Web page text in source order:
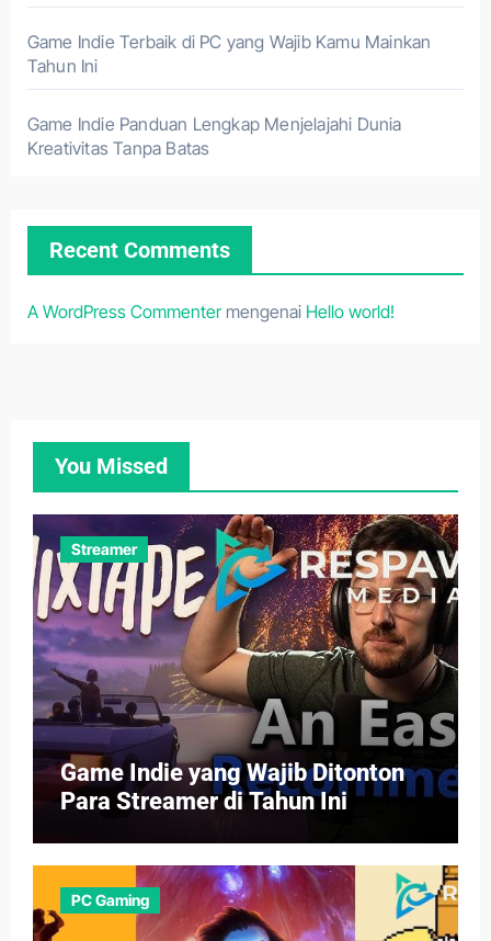
Game Indie Terbaik di PC yang Wajib Kamu Mainkan
Tahun Ini
Game Indie Panduan Lengkap Menjelajahi Dunia
Kreativitas Tanpa Batas
Recent Comments
A WordPress Commentermengenai Hello world!
You Missed
Streamer
Game Indie yang Wajib Ditonton
Para Streamer di Tahun Ini
PC Gaming